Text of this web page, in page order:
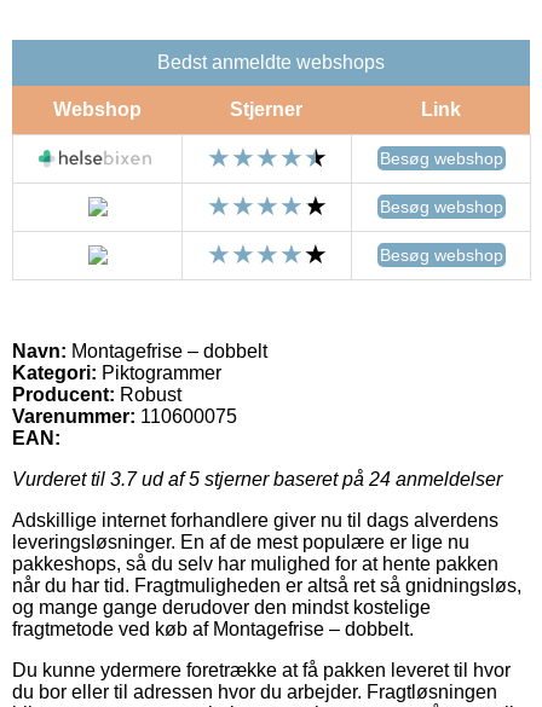
Bedst anmeldte webshops
Webshop Stjerner Link
Besøg webshop
Besøg webshop
Besøg webshop
Navn: Montagefrise – dobbelt
Kategori: Piktogrammer
Producent: Robust
Varenummer: 110600075
EAN:
Vurderet til 3.7ud af 5 stjerner baseret på 24 anmeldelser
Adskillige internet forhandlere giver nu til dags alverdens
leveringsløsninger. En af de mest populære er lige nu
pakkeshops, så du selv har mulighed for at hente pakken
når du har tid. Fragtmuligheden er altså ret så gnidningsløs,
og mange gange derudover den mindst kostelige
fragtmetode ved køb af Montagefrise – dobbelt.
Du kunne ydermere foretrække at få pakken leveret til hvor
du bor eller til adressen hvor du arbejder. Fragtløsningen